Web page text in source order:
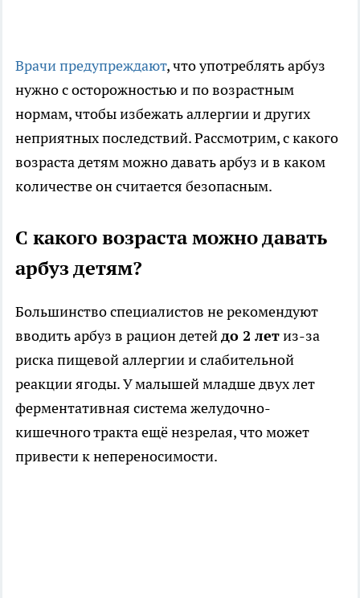
Врачи предупреждают, что употреблять арбуз
нужно с осторожностью и по возрастным
нормам, чтобы избежать аллергии и других
неприятных последствий. Рассмотрим, с какого
возраста детям можно давать арбуз и в каком
количестве он считается безопасным.
С какого возраста можно давать
арбуз детям?
Большинство специалистов не рекомендуют
вводить арбуз в рацион детейдо 2 летиз-за
риска пищевой аллергии и слабительной
реакции ягоды. У малышей младше двух лет
ферментативная система желудочно-
кишечного тракта ещё незрелая, что может
привести к непереносимости.